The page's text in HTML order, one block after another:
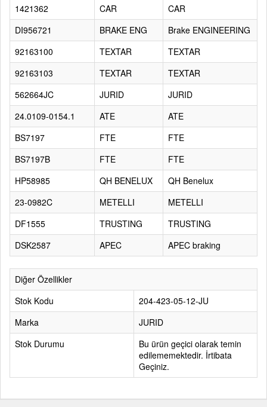
1421362
CAR
CAR
DI956721
BRAKE ENG
Brake ENGINEERING
92163100
TEXTAR
TEXTAR
92163103
TEXTAR
TEXTAR
562664JC
JURID
JURID
24.0109-0154.1
ATE
ATE
BS7197
FTE
FTE
BS7197B
FTE
FTE
HP58985
QH BENELUX
QH Benelux
23-0982C
METELLI
METELLI
DF1555
TRUSTING
TRUSTING
DSK2587
APEC APEC braking
Diğer Özellikler
Stok Kodu
204-423-05-12-JU
Marka
JURID
Stok Durumu
Bu ürün geçici olarak temin
edilememektedir. İrtibata
Geçiniz.